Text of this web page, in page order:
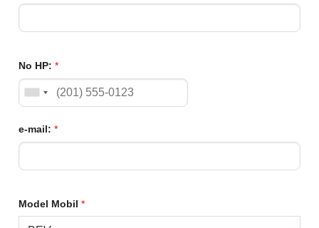
No HP: *
e-mail: *
Model Mobil *